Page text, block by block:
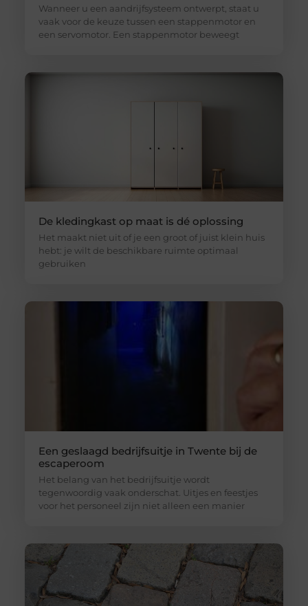
Wanneer u een aandrijfsysteem ontwerpt, staat u
vaak voor de keuze tussen een stappenmotor en
een servomotor. Een stappenmotor beweegt
De kledingkast op maat is dé oplossing
Het maakt niet uit of je een groot of juist klein huis
hebt: je wilt de beschikbare ruimte optimaal
gebruiken
Een geslaagd bedrijfsuitje in Twente bij de
escaperoom
Het belang van het bedrijfsuitje wordt
tegenwoordig vaak onderschat. Uitjes en feestjes
voor het personeel zijn niet alleen een manier